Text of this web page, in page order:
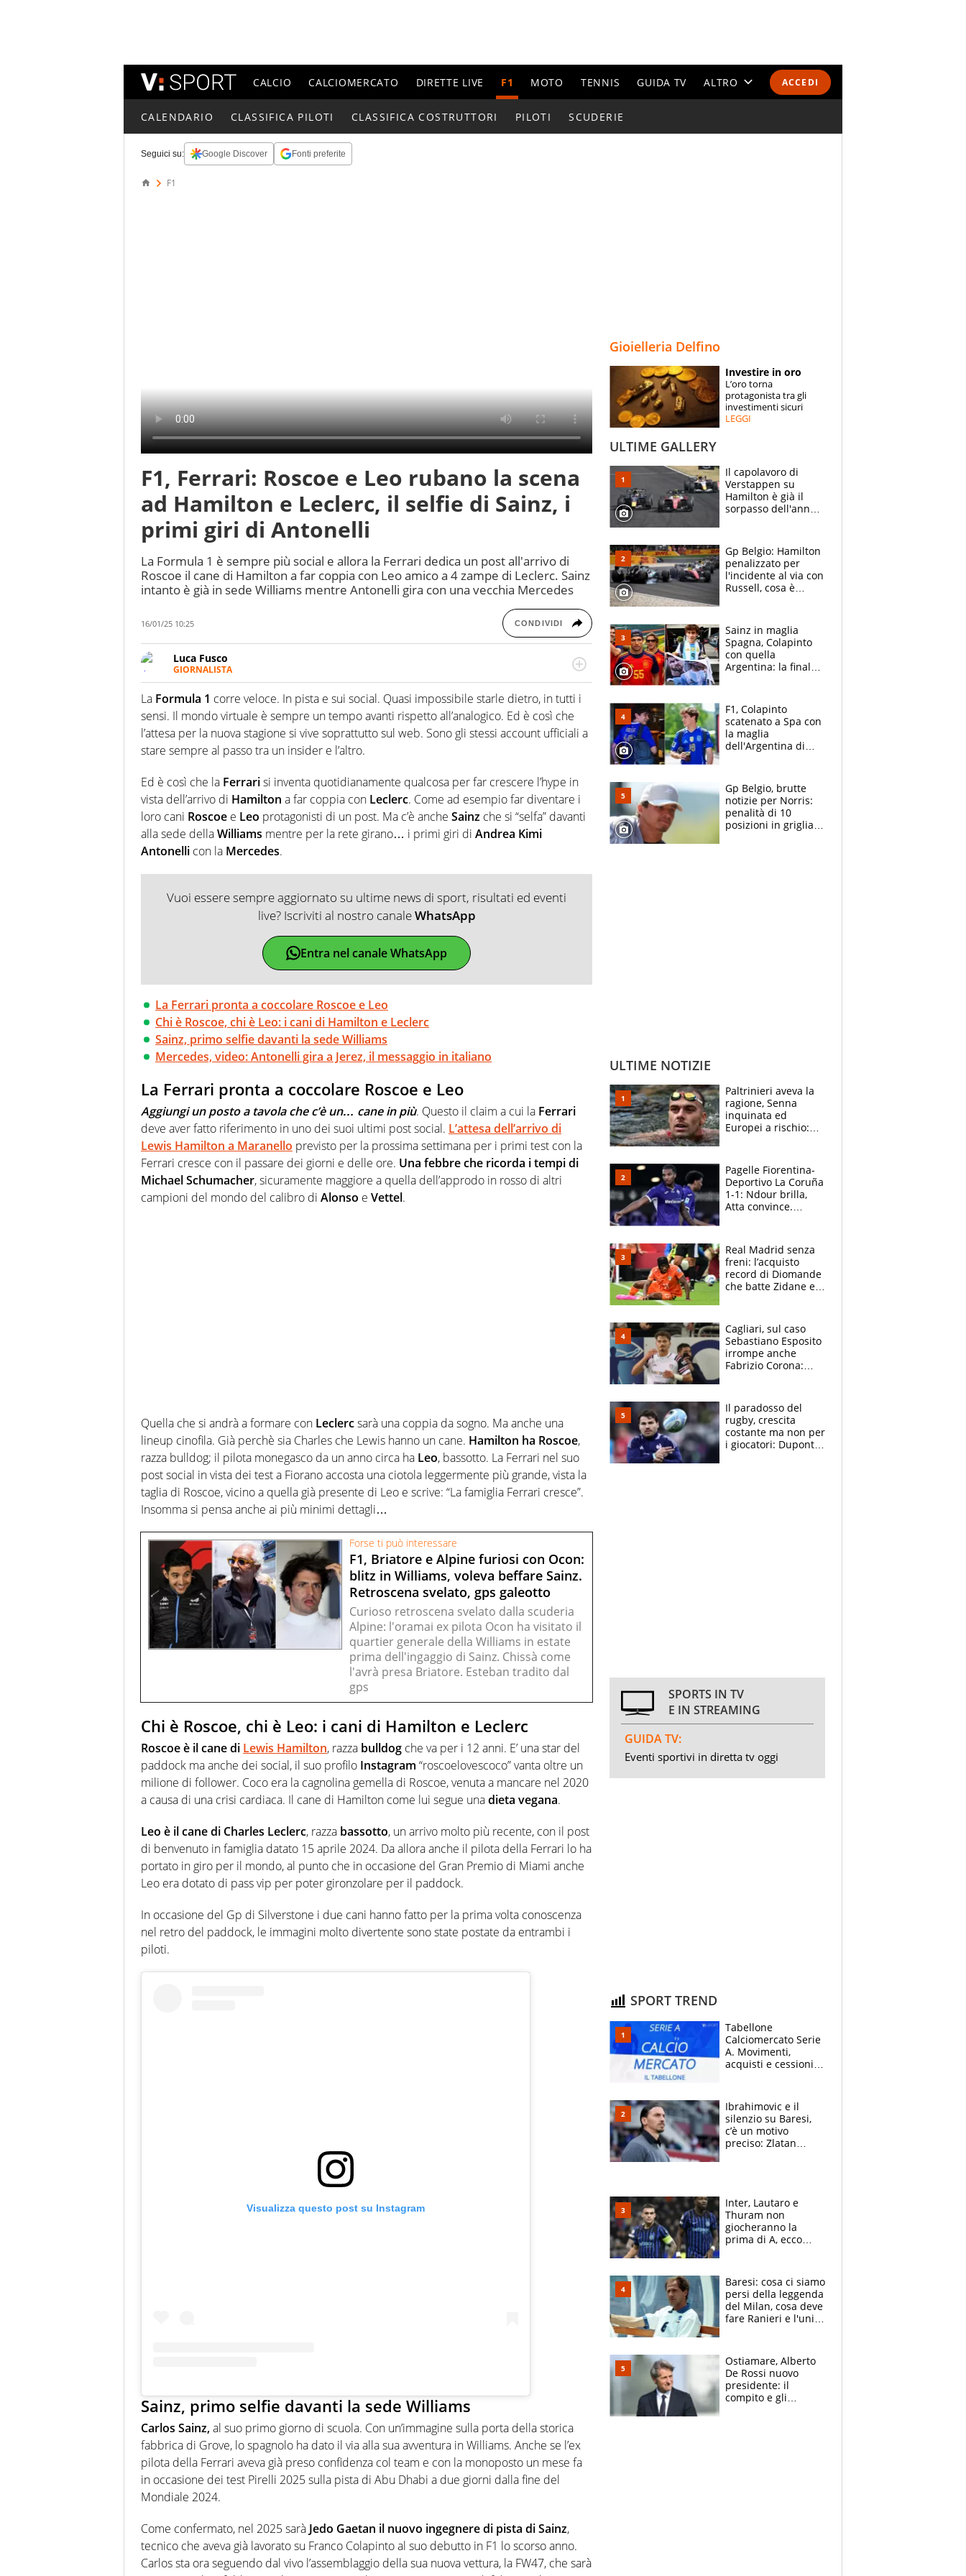
ACCEDI
CALCIO CALCIOMERCATO DIRETTE LIVE F1 MOTO TENNIS GUIDA TV ALTRO
ESPERTI
CONTATTI
CALENDARIO CLASSIFICA PILOTI CLASSIFICA COSTRUTTORI PILOTI SCUDERIE
Seguici su: Google Discover Fonti preferite
F1
F1, Ferrari: Roscoe e Leo rubano la scena
ad Hamilton e Leclerc, il selfie di Sainz, i
primi giri di Antonelli
La Formula 1 è sempre più social e allora la Ferrari dedica un post all'arrivo di
Roscoe il cane di Hamilton a far coppia con Leo amico a 4 zampe di Leclerc. Sainz
intanto è già in sede Williams mentre Antonelli gira con una vecchia Mercedes
16/01/25 10:25 CONDIVIDI
Luca Fusco
GIORNALISTA
Giornalista multimediale. Quando si accendono i motori, lui sgasa, impenna, derapa. E
spesso e volentieri finisce sul podio
La Formula 1 corre veloce. In pista e sui social. Quasi impossibile starle dietro, in tutti i
sensi. Il mondo virtuale è sempre un tempo avanti rispetto all’analogico. Ed è così che
l’attesa per la nuova stagione si vive soprattutto sul web. Sono gli stessi account ufficiali a
stare sempre al passo tra un insider e l’altro.
Ed è così che la Ferrarisi inventa quotidianamente qualcosa per far crescere l’hype in
vista dell’arrivo di Hamilton a far coppia con Leclerc. Come ad esempio far diventare i
loro cani Roscoe e Leo protagonisti di un post. Ma c’è anche Sainz che si “selfa” davanti
alla sede dellaWilliams mentre per la rete girano… i primi giri di Andrea Kimi
Antonelli con la Mercedes.
Vuoi essere sempre aggiornato su ultime news di sport, risultati ed eventi
live? Iscriviti al nostro canaleWhatsApp
Entra nel canale WhatsApp
La Ferrari pronta a coccolare Roscoe e Leo
Chi è Roscoe, chi è Leo: i cani di Hamilton e Leclerc
Sainz, primo selfie davanti la sede Williams
Mercedes, video: Antonelli gira a Jerez, il messaggio in italiano
La Ferrari pronta a coccolare Roscoe e Leo
Aggiungi un posto a tavola che c’è un… cane in più. Questo il claim a cui la Ferrari
deve aver fatto riferimento in uno dei suoi ultimi post social. L’attesa dell’arrivo di
Lewis Hamilton a Maranello previsto per la prossima settimana per i primi test con la
Ferrari cresce con il passare dei giorni e delle ore. Una febbre che ricorda i tempi di
Michael Schumacher, sicuramente maggiore a quella dell’approdo in rosso di altri
campioni del mondo del calibro di Alonso e Vettel.
Quella che si andrà a formare con Leclercsarà una coppia da sogno. Ma anche una
lineup cinofila. Già perchè sia Charles che Lewis hanno un cane. Hamilton ha Roscoe,
razza bulldog; il pilota monegasco da un anno circa ha Leo, bassotto. La Ferrari nel suo
post social in vista dei test a Fiorano accosta una ciotola leggermente più grande, vista la
taglia di Roscoe, vicino a quella già presente di Leo e scrive: “La famiglia Ferrari cresce”.
Insomma si pensa anche ai più minimi dettagli…
Forse ti può interessare
F1, Briatore e Alpine furiosi con Ocon:
blitz in Williams, voleva beffare Sainz.
Retroscena svelato, gps galeotto
Curioso retroscena svelato dalla scuderia
Alpine: l'oramai ex pilota Ocon ha visitato il
quartier generale della Williams in estate
prima dell'ingaggio di Sainz. Chissà come
l'avrà presa Briatore. Esteban tradito dal
gps
Chi è Roscoe, chi è Leo: i cani di Hamilton e Leclerc
Roscoe è il cane di Lewis Hamilton, razza bulldog che va per i 12 anni. E’ una star del
paddock ma anche dei social, il suo profilo Instagram “roscoelovescoco” vanta oltre un
milione di follower. Coco era la cagnolina gemella di Roscoe, venuta a mancare nel 2020
a causa di una crisi cardiaca. Il cane di Hamilton come lui segue unadieta vegana.
Leo è il cane di Charles Leclerc, razza bassotto, un arrivo molto più recente, con il post
di benvenuto in famiglia datato 15 aprile 2024. Da allora anche il pilota della Ferrari lo ha
portato in giro per il mondo, al punto che in occasione del Gran Premio di Miami anche
Leo era dotato di pass vip per poter gironzolare per il paddock.
In occasione del Gp di Silverstone i due cani hanno fatto per la prima volta conoscenza
nel retro del paddock, le immagini molto divertente sono state postate da entrambi i
piloti.
Visualizza questo post su Instagram
Sainz, primo selfie davanti la sede Williams
Carlos Sainz,al suo primo giorno di scuola. Con un’immagine sulla porta della storica
fabbrica di Grove, lo spagnolo ha dato il via alla sua avventura in Williams. Anche se l’ex
pilota della Ferrari aveva già preso confidenza col team e con la monoposto un mese fa
in occasione dei test Pirelli 2025 sulla pista di Abu Dhabi a due giorni dalla fine del
Mondiale 2024.
Come confermato, nel 2025 sarà Jedo Gaetan il nuovo ingegnere di pista di Sainz,
tecnico che aveva già lavorato su Franco Colapinto al suo debutto in F1 lo scorso anno.
Carlossta ora seguendo dal vivo l’assemblaggio della sua nuova vettura, la FW47, che sarà
Gioielleria Delfino
Investire in oro
L’oro torna
protagonista tra gli
investimenti sicuri
LEGGI
ULTIME GALLERY
Il capolavoro di
Verstappen su
Hamilton è già il
sorpasso dell'anno:
2021
Gp Belgio: Hamilton
penalizzato per
l'incidente al via con
Russell, cosa è
Sainz in maglia
Spagna, Colapinto
con quella
Argentina: la finale
vede l'ora
F1, Colapinto
scatenato a Spa con
la maglia
dell'Argentina di
le parolacce"
Gp Belgio, brutte
notizie per Norris:
penalità di 10
posizioni in griglia,
ULTIME NOTIZIE
Paltrinieri aveva la
ragione, Senna
inquinata ed
Europei a rischio:
adesso
Pagelle Fiorentina-
Deportivo La Coruña
1-1: Ndour brilla,
Atta convince.
Real Madrid senza
freni: l’acquisto
record di Diomande
che batte Zidane e
Cagliari, sul caso
Sebastiano Esposito
irrompe anche
Fabrizio Corona:
prove”
Il paradosso del
rugby, crescita
costante ma non per
i giocatori: Dupont
SPORTS IN TV
E IN STREAMING
GUIDA TV:
Eventi sportivi in diretta tv oggi
SPORT TREND
Tabellone
Calciomercato Serie
A. Movimenti,
acquisti e cessioni:
Ibrahimovic e il
silenzio su Baresi,
c’è un motivo
preciso: Zlatan
Inter, Lautaro e
Thuram non
giocheranno la
prima di A, ecco
Esposito ma la
garanzia è Stankovic
Baresi: cosa ci siamo
persi della leggenda
del Milan, cosa deve
fare Ranieri e l'unico
Ostiamare, Alberto
De Rossi nuovo
presidente: il
compito e gli